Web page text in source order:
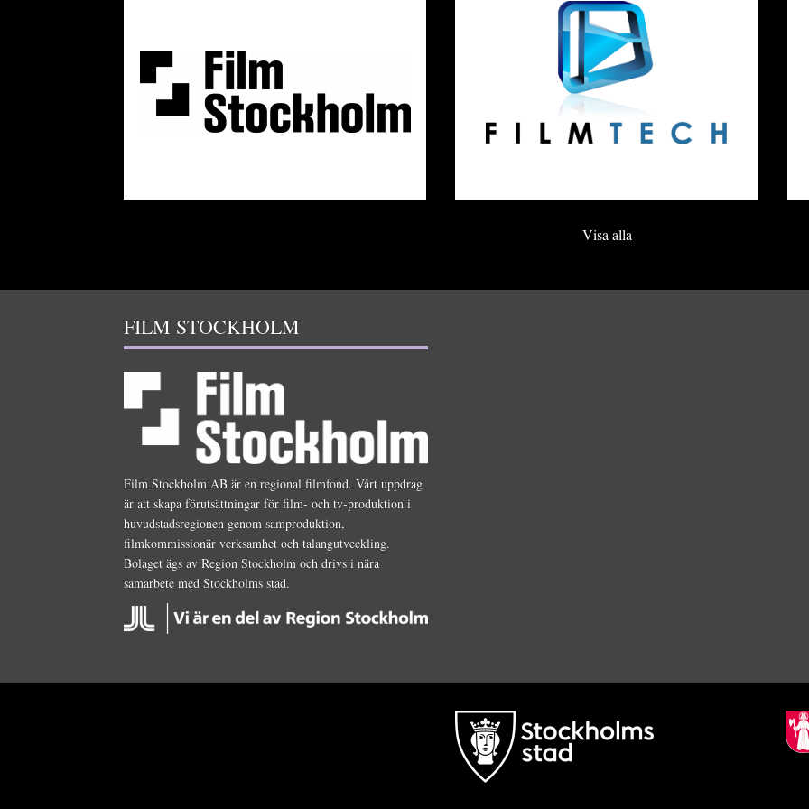
Visa alla
FILM STOCKHOLM
Film Stockholm AB är en regional filmfond. Vårt uppdrag
är att skapa förutsättningar för film- och tv-produktion i
huvudstadsregionen genom samproduktion,
filmkommissionär verksamhet och talangutveckling.
Bolaget ägs av Region Stockholm och drivs i nära
samarbete med Stockholms stad.